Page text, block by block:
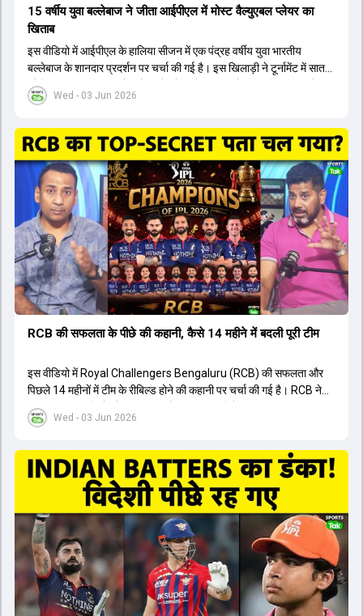
Wed - 03 Jun 2026
15 वर्षीय युवा बल्लेबाज ने जीता आईपीएल में मोस्ट वैल्युएबल प्लेयर का
खिताब
इस वीडियो में आईपीएल के हालिया सीजन में एक पंद्रह वर्षीय युवा भारतीय
बल्लेबाज के शानदार प्रदर्शन पर चर्चा की गई है। इस खिलाड़ी ने टूर्नामेंट में सात
सौ छिहत्तर रन बनाकर ऑरेंज कैप और मोस्ट वैल्युएबल प्लेयर का खिताब अपने नाम
किया है। वीडियो में बताया गया है कि ऑस्ट्रेलियाई टीम के वर्तमान कप्तान और
ऑस्ट्रेलियाई कप्तान के अनुसार, शुरुआत में लोगों को इस खिलाड़ी के प्रदर्शन पर
संदेह था, लेकिन अब उसने खुद को एक बेहतरीन बल्लेबाज साबित कर दिया है जो
गेंद को बाउंड्री के काफी पार मारने की क्षमता रखता है। वहीं, इंग्लैंड के पूर्व कप्तान
ने कहा कि टूर्नामेंट जीतने वाली टीम के अलावा इस सीजन की सबसे बड़ी बात इस
युवा खिलाड़ी का प्रदर्शन रहा है, जिसे देखने के लिए स्टेडियम में भारी भीड़ उमड़ती
थी। शानदार प्रदर्शन के बाद इस युवा खिलाड़ी को श्रीलंका में होने वाली
त्रिकोणीय सीरीज के लिए इंडिया ए टीम में भी शामिल कर लिया गया है।
Wed - 03 Jun 2026
RCB की सफलता के पीछे की कहानी, कैसे 14 महीने में बदली पूरी टीम
इस वीडियो में Royal Challengers Bengaluru (RCB) की सफलता और
पिछले 14 महीनों में टीम के रीबिल्ड होने की कहानी पर चर्चा की गई है। RCB ने
अपनी पुरानी गलतियों को स्वीकार करते हुए एक नया रिसेट बटन दबाया। टीम
मैनेजमेंट में Mo Bobat, Andy Flower, Dinesh Karthik और एनालिस्ट
के तहत Bhuvneshwar Kumar, Krunal Pandya और Rasikh Salam
जैसे भारतीय खिलाड़ियों को टीम में शामिल किया गया, जिन्होंने शानदार प्रदर्शन
किया। इसके अलावा, Virat Kohli की भूमिका में भी बदलाव देखा गया, जहां वह
अब टीम के युवा खिलाड़ियों के साथ ज्यादा जुड़े हुए नजर आते हैं। कप्तान Rajat
Patidar के नेतृत्व में टीम का कम्युनिकेशन बहुत स्पष्ट रहा है। एनालिस्ट से लेकर
मैनेजमेंट तक, सभी एक ही पेज पर रहते हैं, जिससे मैदान पर कोई कंफ्यूजन नहीं
होता। यही कारण है कि RCB ने लगातार सफलता हासिल की है।